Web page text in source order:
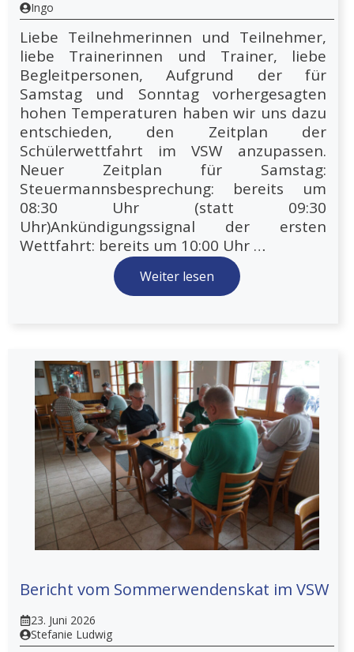
Ingo
Liebe Teilnehmerinnen und Teilnehmer,
liebe Trainerinnen und Trainer, liebe
Begleitpersonen, Aufgrund der für
Samstag und Sonntag vorhergesagten
hohen Temperaturen haben wir uns dazu
entschieden, den Zeitplan der
Schülerwettfahrt im VSW anzupassen.
Neuer Zeitplan für Samstag:
Steuermannsbesprechung: bereits um
08:30 Uhr (statt 09:30
Uhr)Ankündigungssignal der ersten
Wettfahrt: bereits um 10:00 Uhr …
Weiter lesen
Bericht vom Sommerwendenskat im VSW
23. Juni 2026
Stefanie Ludwig